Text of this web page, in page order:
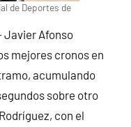
de Deportes de
Javier Afonso
mejores cronos en
acumulando
sobre otro
con el